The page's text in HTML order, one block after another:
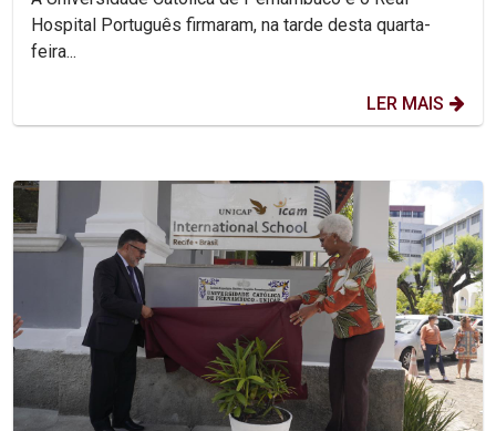
Hospital Português firmaram, na tarde desta quarta-
feira...
LER MAIS